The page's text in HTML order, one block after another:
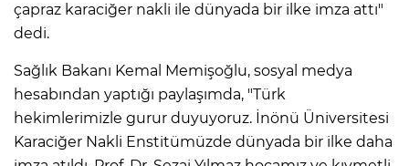
çapraz karaciğer nakli ile dünyada bir ilke imza attı"
dedi.
Sağlık Bakanı Kemal Memişoğlu, sosyal medya
hesabından yaptığı paylaşımda, "Türk
hekimlerimizle gurur duyuyoruz. İnönü Üniversitesi
Karaciğer Nakli Enstitümüzde dünyada bir ilke daha